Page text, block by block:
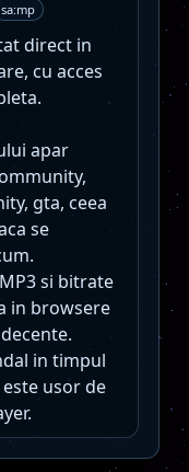
sa:mp
direct in
cu acces
apar
gta, ceea
se
si bitrate
in browsere
in timpul
usor de